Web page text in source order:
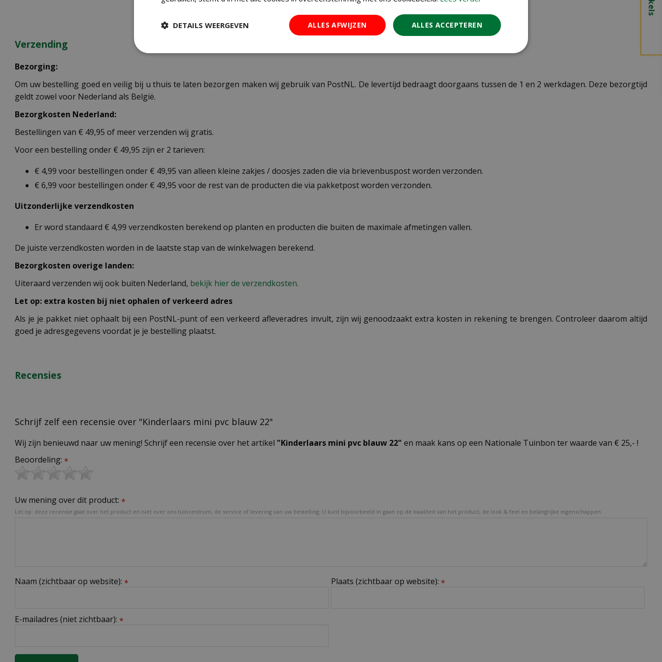
Verzending
Bezorging:
Om uw bestelling goed en veilig bij u thuis te laten bezorgen maken wij gebruik van PostNL. De levertijd bedraagt doorgaans tussen de 1 en 2 werkdagen. Deze bezorgtijd
geldt zowel voor Nederland als België.
Bezorgkosten Nederland:
Bestellingen van € 49,95 of meer verzenden wij gratis.
Voor een bestelling onder € 49,95 zijn er 2 tarieven:
€ 4,99 voor bestellingen onder € 49,95 van alleen kleine zakjes / doosjes zaden die via brievenbuspost worden verzonden.
€ 6,99 voor bestellingen onder € 49,95 voor de rest van de producten die via pakketpost worden verzonden.
Uitzonderlijke verzendkosten
Er word standaard € 4,99 verzendkosten berekend op planten en producten die buiten de maximale afmetingen vallen.
De juiste verzendkosten worden in de laatste stap van de winkelwagen berekend.
Bezorgkosten overige landen:
Uiteraard verzenden wij ook buiten Nederland, bekijk hier de verzendkosten.
Let op: extra kosten bij niet ophalen of verkeerd adres
Als je je pakket niet ophaalt bij een PostNL-punt of een verkeerd afleveradres invult, zijn wij genoodzaakt extra kosten in rekening te brengen. Controleer daarom altijd
goed je adresgegevens voordat je je bestelling plaatst.
Recensies
Schrijf zelf een recensie over "Kinderlaars mini pvc blauw 22"
Wij zijn benieuwd naar uw mening! Schrijf een recensie over het artikel "Kinderlaars mini pvc blauw 22" en maak kans op een Nationale Tuinbon ter waarde van € 25,- !
Beoordeling: *
Uw mening over dit product: *
Let op: deze recensie gaat over het product en niet over ons tuincentrum, de service of levering van uw bestelling. U kunt bijvoorbeeld in gaan op de kwaliteit van het product, de look & feel en belangrijke eigenschappen.
Naam (zichtbaar op website): * Plaats (zichtbaar op website): *
E-mailadres (niet zichtbaar): *
ALLES ACCEPTEREN
ALLES AFWIJZEN
DETAILS WEERGEVEN